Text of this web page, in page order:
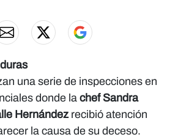
una serie de inspecciones en
donde la chef Sandra
Hernándezrecibió atención
la causa de su deceso.